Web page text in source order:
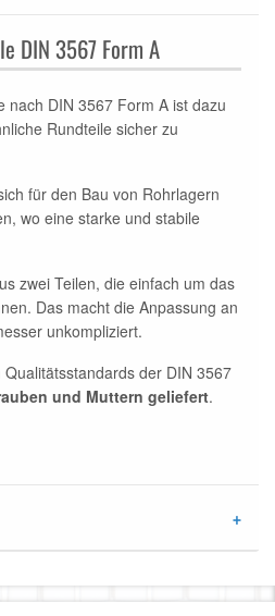
DIN 3567 Form A
nach DIN 3567 Form A ist dazu
Rundteile sicher zu
für den Bau von Rohrlagern
wo eine starke und stabile
zwei Teilen, die einfach um das
Das macht die Anpassung an
unkompliziert.
der DIN 3567
und Muttern geliefert.